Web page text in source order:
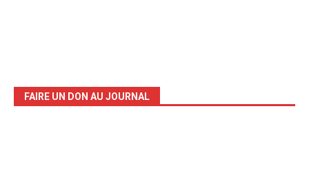
FAIRE UN DON AU JOURNAL